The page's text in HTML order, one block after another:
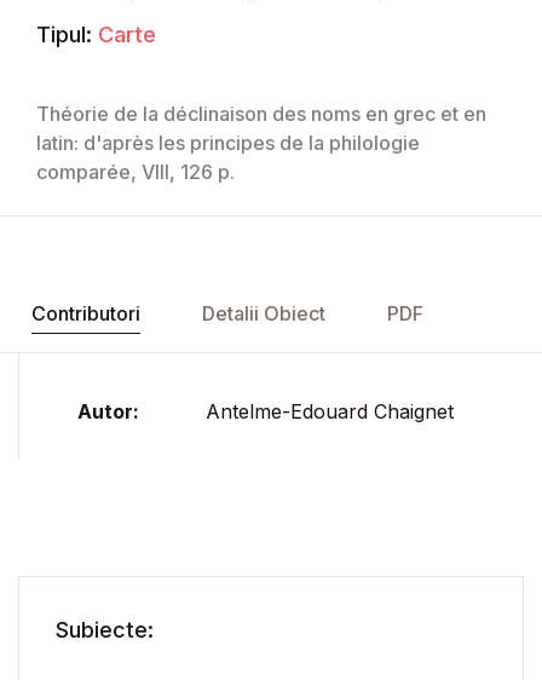
Tipul: Carte
Théorie de la déclinaison des noms en grec et en
latin: d'après les principes de la philologie
comparée, VIII, 126 p.
Contributori Detalii Obiect PDF
Autor: Antelme-Edouard Chaignet
Subiecte: